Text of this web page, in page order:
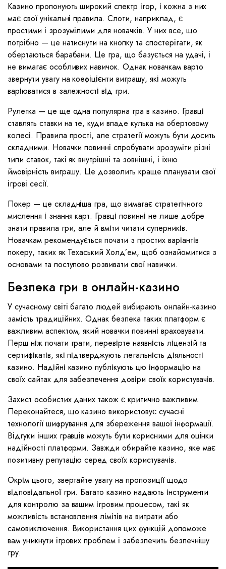
Казино пропонують широкий спектр ігор, і кожна з них
має свої унікальні правила. Слоти, наприклад, є
простими і зрозумілими для новачків. У них все, що
потрібно — це натиснути на кнопку та спостерігати, як
обертаються барабани. Це гра, що базується на удачі, і
не вимагає особливих навичок. Однак новачкам варто
звернути увагу на коефіцієнти виграшу, які можуть
варіюватися в залежності від гри.
Рулетка — це ще одна популярна гра в казино. Гравці
ставлять ставки на те, куди впаде кулька на обертовому
колесі. Правила прості, але стратегії можуть бути досить
складними. Новачки повинні спробувати зрозуміти різні
типи ставок, такі як внутрішні та зовнішні, і їхню
ймовірність виграшу. Це дозволить краще планувати свої
ігрові сесії.
Покер — це складніша гра, що вимагає стратегічного
мислення і знання карт. Гравці повинні не лише добре
знати правила гри, але й вміти читати суперників.
Новачкам рекомендується почати з простих варіантів
покеру, таких як Техаський Холд’ем, щоб ознайомитися з
основами та поступово розвивати свої навички.
Безпека гри в онлайн-казино
У сучасному світі багато людей вибирають онлайн-казино
замість традиційних. Однак безпека таких платформ є
важливим аспектом, який новачки повинні враховувати.
Перш ніж почати грати, перевірте наявність ліцензій та
сертифікатів, які підтверджують легальність діяльності
казино. Надійні казино публікують цю інформацію на
своїх сайтах для забезпечення довіри своїх користувачів.
Захист особистих даних також є критично важливим.
Переконайтеся, що казино використовує сучасні
технології шифрування для збереження вашої інформації.
Відгуки інших гравців можуть бути корисними для оцінки
надійності платформи. Завжди обирайте казино, яке має
позитивну репутацію серед своїх користувачів.
Окрім цього, звертайте увагу на пропозиції щодо
відповідальної гри. Багато казино надають інструменти
для контролю за вашим ігровим процесом, такі як
можливість встановлення лімітів на витрати або
самовиключення. Використання цих функцій допоможе
вам уникнути ігрових проблем і забезпечить безпечнішу
гру.